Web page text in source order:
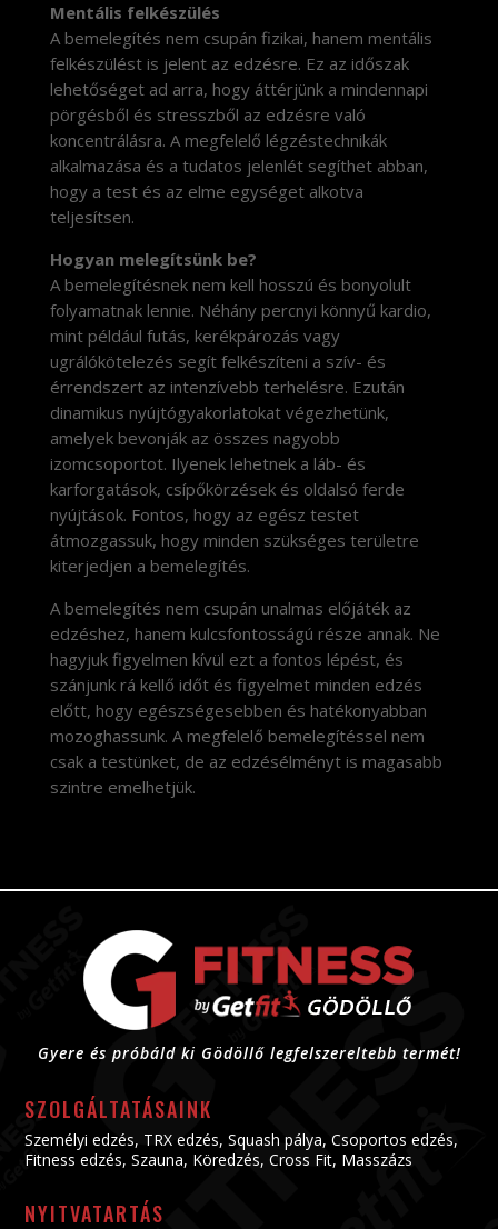
Mentális felkészülés
A bemelegítés nem csupán fizikai, hanem mentális
felkészülést is jelent az edzésre. Ez az időszak
lehetőséget ad arra, hogy áttérjünk a mindennapi
pörgésből és stresszből az edzésre való
koncentrálásra. A megfelelő légzéstechnikák
alkalmazása és a tudatos jelenlét segíthet abban,
hogy a test és az elme egységet alkotva
teljesítsen.
Hogyan melegítsünk be?
A bemelegítésnek nem kell hosszú és bonyolult
folyamatnak lennie. Néhány percnyi könnyű kardio,
mint például futás, kerékpározás vagy
ugrálókötelezés segít felkészíteni a szív- és
érrendszert az intenzívebb terhelésre. Ezután
dinamikus nyújtógyakorlatokat végezhetünk,
amelyek bevonják az összes nagyobb
izomcsoportot. Ilyenek lehetnek a láb- és
karforgatások, csípőkörzések és oldalsó ferde
nyújtások. Fontos, hogy az egész testet
átmozgassuk, hogy minden szükséges területre
kiterjedjen a bemelegítés.
A bemelegítés nem csupán unalmas előjáték az
edzéshez, hanem kulcsfontosságú része annak. Ne
hagyjuk figyelmen kívül ezt a fontos lépést, és
szánjunk rá kellő időt és figyelmet minden edzés
előtt, hogy egészségesebben és hatékonyabban
mozoghassunk. A megfelelő bemelegítéssel nem
csak a testünket, de az edzésélményt is magasabb
szintre emelhetjük.
Gyere és próbáld ki Gödöllő legfelszereltebb termét!
SZOLGÁLTATÁSAINK
Személyi edzés, TRX edzés,Squash pálya,Csoportos edzés,
Fitness edzés,Szauna, Köredzés,Cross Fit, Masszázs
NYITVATARTÁS